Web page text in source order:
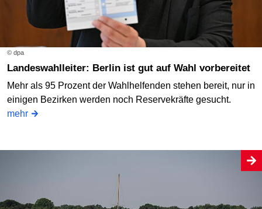
© dpa
Landeswahlleiter: Berlin ist gut auf Wahl vorbereitet
Mehr als 95 Prozent der Wahlhelfenden stehen bereit, nur in
einigen Bezirken werden noch Reservekräfte gesucht.
mehr